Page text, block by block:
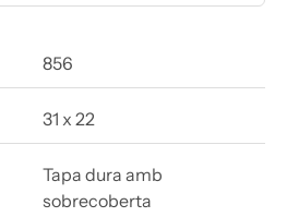
856
31 x 22
Tapa dura amb
sobrecoberta